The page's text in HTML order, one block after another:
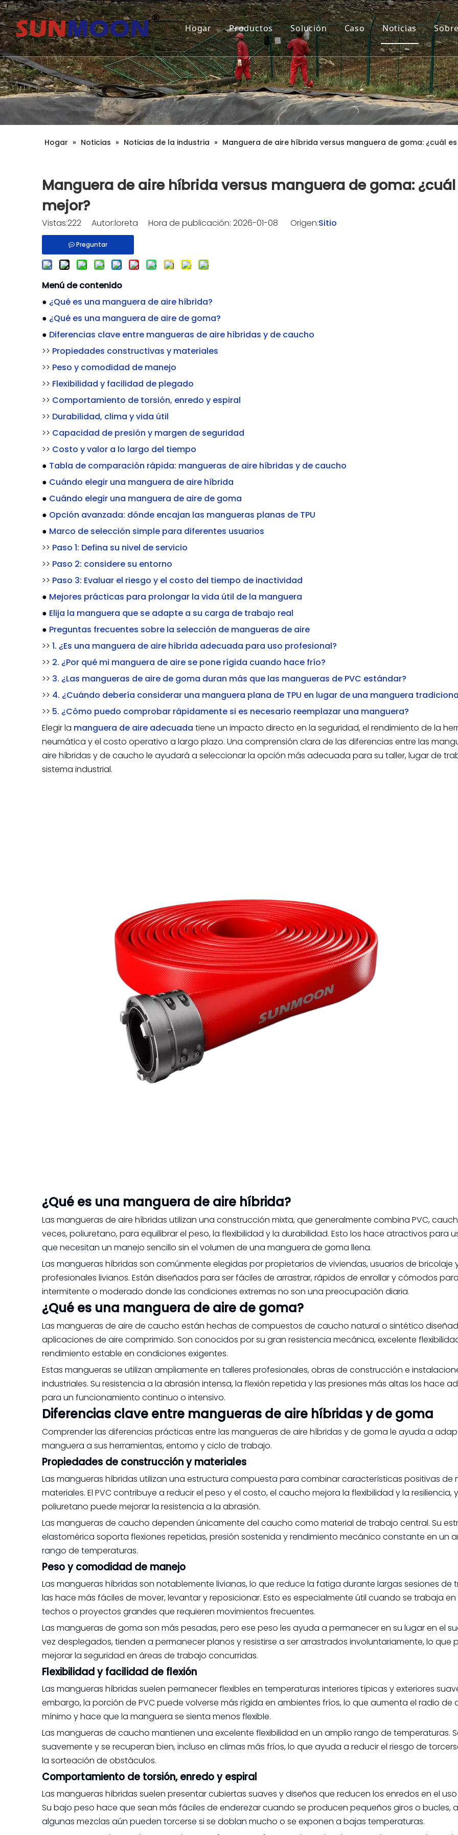
Hogar Productos Solución Caso Noticias
Hogar » Noticias » Noticias de la industria » Manguera de aire híbrida versus manguera de goma: ¿cuál
Manguera de aire híbrida versus manguera de goma: ¿cuál
mejor?
Vistas:222 Autor:loreta Hora de publicación: 2026-01-08 Origen:Sitio
Preguntar
Menú de contenido
● ¿Qué es una manguera de aire híbrida?
● ¿Qué es una manguera de aire de goma?
● Diferencias clave entre mangueras de aire híbridas y de caucho
>> Propiedades constructivas y materiales
>> Peso y comodidad de manejo
>> Flexibilidad y facilidad de plegado
>> Comportamiento de torsión, enredo y espiral
>> Durabilidad, clima y vida útil
>> Capacidad de presión y margen de seguridad
>> Costo y valor a lo largo del tiempo
● Tabla de comparación rápida: mangueras de aire híbridas y de caucho
● Cuándo elegir una manguera de aire híbrida
● Cuándo elegir una manguera de aire de goma
● Opción avanzada: dónde encajan las mangueras planas de TPU
● Marco de selección simple para diferentes usuarios
>> Paso 1: Defina su nivel de servicio
>> Paso 2: considere su entorno
>> Paso 3: Evaluar el riesgo y el costo del tiempo de inactividad
● Mejores prácticas para prolongar la vida útil de la manguera
● Elija la manguera que se adapte a su carga de trabajo real
● Preguntas frecuentes sobre la selección de mangueras de aire
>> 1. ¿Es una manguera de aire híbrida adecuada para uso profesional?
>> 2. ¿Por qué mi manguera de aire se pone rígida cuando hace frío?
>> 3. ¿Las mangueras de aire de goma duran más que las mangueras de PVC estándar?
>> 4. ¿Cuándo debería considerar una manguera plana de TPU en lugar de una manguera
>> 5. ¿Cómo puedo comprobar rápidamente si es necesario reemplazar una manguera?
Elegir la manguera de aire adecuada tiene un impacto directo en la seguridad, el rendimiento de la
neumática y el costo operativo a largo plazo. Una comprensión clara de las diferencias entre las
aire híbridas y de caucho le ayudará a seleccionar la opción más adecuada para su taller, lugar de
sistema industrial.
¿Qué es una manguera de aire híbrida?
Las mangueras de aire híbridas utilizan una construcción mixta, que generalmente combina PVC,
veces, poliuretano, para equilibrar el peso, la flexibilidad y la durabilidad. Esto los hace atractivos para
que necesitan un manejo sencillo sin el volumen de una manguera de goma llena.
Las mangueras híbridas son comúnmente elegidas por propietarios de viviendas, usuarios de bricolaje
profesionales livianos. Están diseñados para ser fáciles de arrastrar, rápidos de enrollar y cómodos
intermitente o moderado donde las condiciones extremas no son una preocupación diaria.
¿Qué es una manguera de aire de goma?
Las mangueras de aire de caucho están hechas de compuestos de caucho natural o sintético
aplicaciones de aire comprimido. Son conocidos por su gran resistencia mecánica, excelente
rendimiento estable en condiciones exigentes.
Estas mangueras se utilizan ampliamente en talleres profesionales, obras de construcción e
industriales. Su resistencia a la abrasión intensa, la flexión repetida y las presiones más altas los hace
para un funcionamiento continuo o intensivo.
Diferencias clave entre mangueras de aire híbridas y de goma
Comprender las diferencias prácticas entre las mangueras de aire híbridas y de goma le ayuda a
manguera a sus herramientas, entorno y ciclo de trabajo.
Propiedades de construcción y materiales
Las mangueras híbridas utilizan una estructura compuesta para combinar características positivas de
materiales. El PVC contribuye a reducir el peso y el costo, el caucho mejora la flexibilidad y la resiliencia,
poliuretano puede mejorar la resistencia a la abrasión.
Las mangueras de caucho dependen únicamente del caucho como material de trabajo central. Su
elastomérica soporta flexiones repetidas, presión sostenida y rendimiento mecánico constante en un
rango de temperaturas.
Peso y comodidad de manejo
Las mangueras híbridas son notablemente livianas, lo que reduce la fatiga durante largas sesiones de
las hace más fáciles de mover, levantar y reposicionar. Esto es especialmente útil cuando se trabaja en
techos o proyectos grandes que requieren movimientos frecuentes.
Las mangueras de goma son más pesadas, pero ese peso les ayuda a permanecer en su lugar en el
vez desplegados, tienden a permanecer planos y resistirse a ser arrastrados involuntariamente, lo que
mejorar la seguridad en áreas de trabajo concurridas.
Flexibilidad y facilidad de flexión
Las mangueras híbridas suelen permanecer flexibles en temperaturas interiores típicas y exteriores
embargo, la porción de PVC puede volverse más rígida en ambientes fríos, lo que aumenta el radio de
mínimo y hace que la manguera se sienta menos flexible.
Las mangueras de caucho mantienen una excelente flexibilidad en un amplio rango de temperaturas.
suavemente y se recuperan bien, incluso en climas más fríos, lo que ayuda a reducir el riesgo de
la sorteación de obstáculos.
Comportamiento de torsión, enredo y espiral
Las mangueras híbridas suelen presentar cubiertas suaves y diseños que reducen los enredos en el
Su bajo peso hace que sean más fáciles de enderezar cuando se producen pequeños giros o bucles,
algunas mezclas aún pueden torcerse si se doblan mucho o se exponen a bajas temperaturas.